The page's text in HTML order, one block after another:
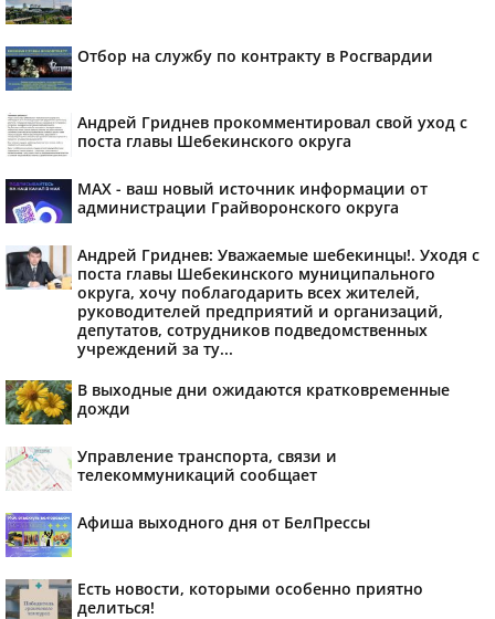
Отбор на службу по контракту в Росгвардии
Андрей Гриднев прокомментировал свой уход с
поста главы Шебекинского округа
MAX - ваш новый источник информации от
администрации Грайворонского округа
Андрей Гриднев: Уважаемые шебекинцы!. Уходя с
поста главы Шебекинского муниципального
округа, хочу поблагодарить всех жителей,
руководителей предприятий и организаций,
депутатов, сотрудников подведомственных
учреждений за ту...
В выходные дни ожидаются кратковременные
дожди
Управление транспорта, связи и
телекоммуникаций сообщает
Афиша выходного дня от БелПрессы
Есть новости, которыми особенно приятно
делиться!